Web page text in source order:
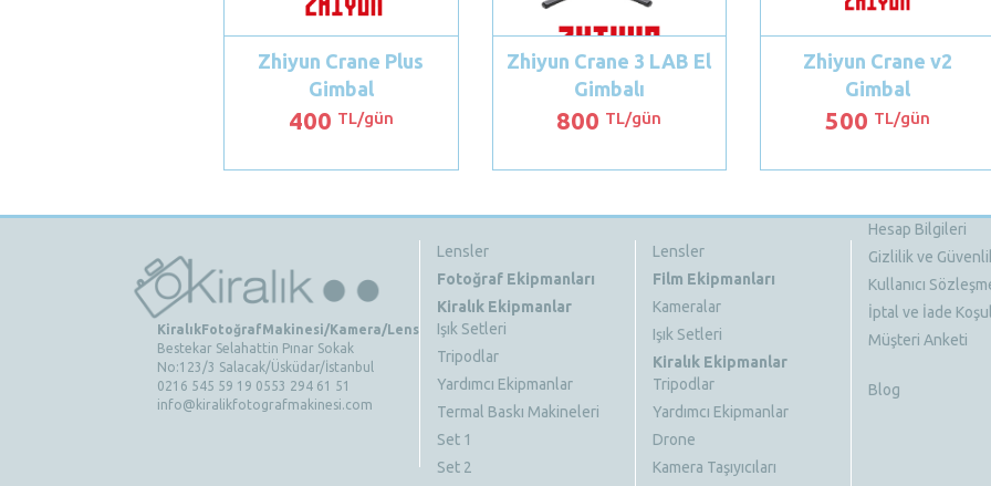
Zhiyun Crane Plus
Gimbal
400 TL/gün
Zhiyun Crane 3 LAB El
Gimbalı
800 TL/gün
Zhiyun Crane v2
Gimbal
500 TL/gün
KiralıkFotoğrafMakinesi/Kamera/Lens
Bestekar Selahattin Pınar Sokak
No:123/3 Salacak/Üsküdar/İstanbul
0216 545 59 19 0553 294 61 51
info@kiralikfotografmakinesi.com
Lensler
Fotoğraf Ekipmanları
Kiralık Ekipmanlar
Işık Setleri
Tripodlar
Yardımcı Ekipmanlar
Termal Baskı Makineleri
Set 1
Set 2
Lensler
Film Ekipmanları
Kameralar
Işık Setleri
Kiralık Ekipmanlar
Tripodlar
Yardımcı Ekipmanlar
Drone
Kamera Taşıyıcıları
Hesap Bilgileri
Gizlilik ve
Kullanıcı
İptal ve İade
Müşteri Anketi
Blog